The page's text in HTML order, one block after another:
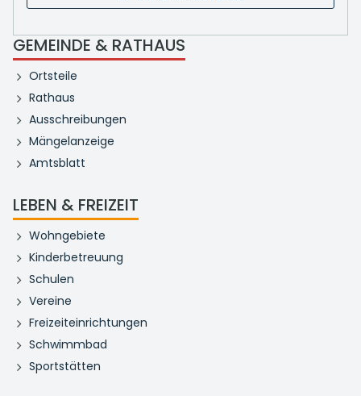
GEMEINDE & RATHAUS
Ortsteile
Rathaus
Ausschreibungen
Mängelanzeige
Amtsblatt
LEBEN & FREIZEIT
Wohngebiete
Kinderbetreuung
Schulen
Vereine
Freizeiteinrichtungen
Schwimmbad
Sportstätten